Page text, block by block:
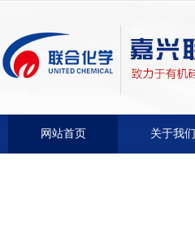
网站首页 关于我们